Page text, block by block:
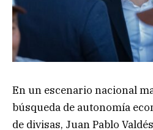
En un escenario nacional
búsqueda de autonomía
de divisas, Juan Pablo